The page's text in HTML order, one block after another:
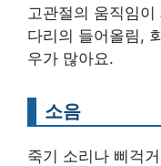
고관절의 움직임
다리의 들어올림,
우가 많아요.
소음
죽기 소리나 삐걱